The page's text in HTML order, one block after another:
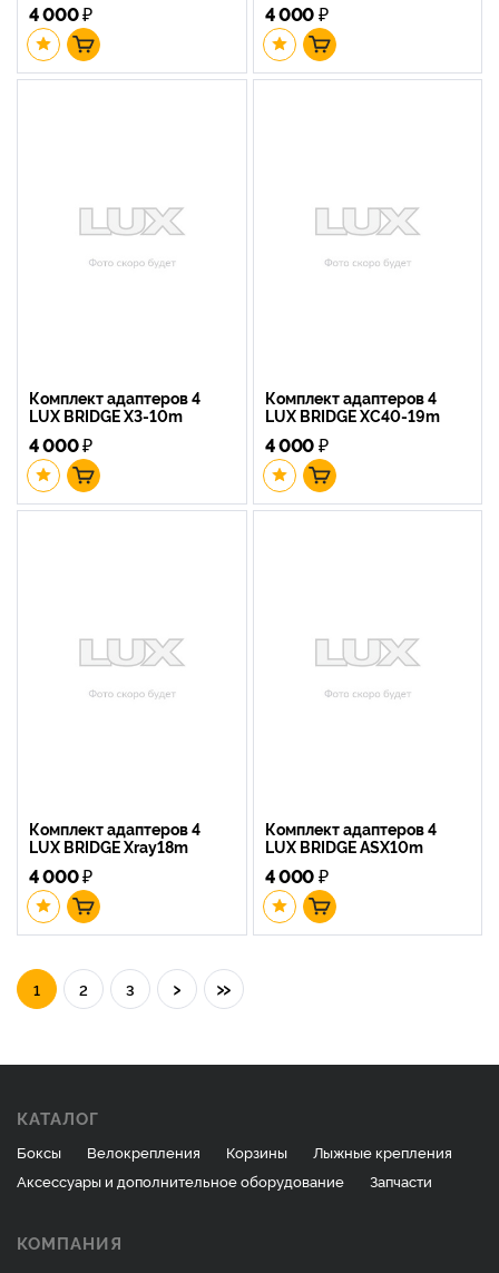
4 000₽ 4 000₽
Комплект адаптеров 4
LUX BRIDGE X3-10m
4 000₽
Комплект адаптеров 4
LUX BRIDGE XC40-19m
4 000₽
Комплект адаптеров 4
LUX BRIDGE Xray18m
4 000₽
Комплект адаптеров 4
LUX BRIDGE ASX10m
4 000₽
1 2 3 › »
КАТАЛОГ
Боксы Велокрепления Корзины
Лыжные крепления
Аксессуары и дополнительное оборудование
Запчасти
КОМПАНИЯ